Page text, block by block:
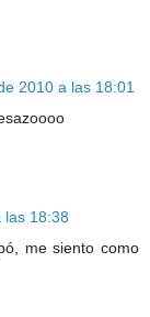
2010 a las 18:01
las 18:38
me siento como